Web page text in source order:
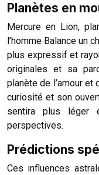
Planètes en
Mercure en Lion,
l’homme Balance un
plus expressif et
originales et sa
planète de l’amour
curiosité et son
sentira plus léger
perspectives.
Prédictions
Ces influences